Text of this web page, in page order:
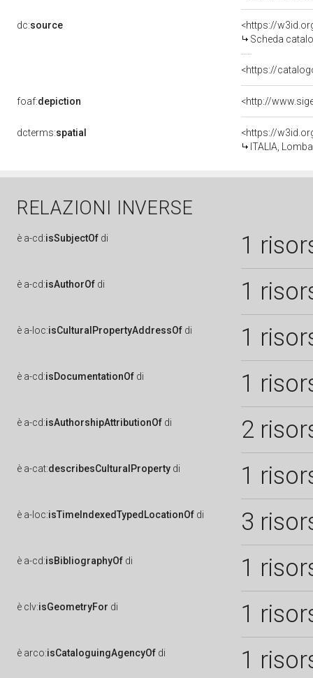
dc:source
<https://
Scheda
<https://
foaf:depiction
dcterms:spatial
<https://
ITALIA,
RELAZIONI INVERSE
è a-cd:isSubjectOf di 1
è a-cd:isAuthorOf di 1
è a-loc:isCulturalPropertyAddressOf di 1
è a-cd:isDocumentationOf di 1
è a-cd:isAuthorshipAttributionOf di 2
è a-cat:describesCulturalProperty di 1
è a-loc:isTimeIndexedTypedLocationOf di 3
è a-cd:isBibliographyOf di 1
è clv:isGeometryFor di 1
è arco:isCataloguingAgencyOf di 1